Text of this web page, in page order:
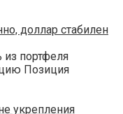
доллар стабилен
из портфеля
Позиция
укрепления